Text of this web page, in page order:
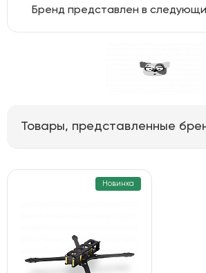
Бренд представлен в
Товары, представленные
Новинка